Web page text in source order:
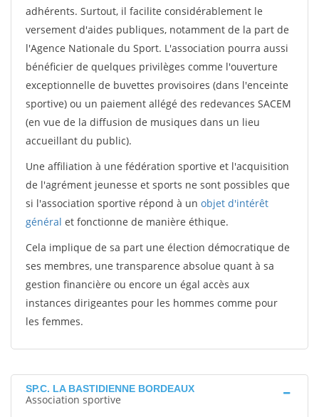
adhérents. Surtout, il facilite considérablement le
versement d'aides publiques, notamment de la part de
l'Agence Nationale du Sport. L'association pourra aussi
bénéficier de quelques privilèges comme l'ouverture
exceptionnelle de buvettes provisoires (dans l'enceinte
sportive) ou un paiement allégé des redevances SACEM
(en vue de la diffusion de musiques dans un lieu
accueillant du public).
Une affiliation à une fédération sportive et l'acquisition
de l'agrément jeunesse et sports ne sont possibles que
si l'association sportive répond à un objet d'intérêt
général et fonctionne de manière éthique.
Cela implique de sa part une élection démocratique de
ses membres, une transparence absolue quant à sa
gestion financière ou encore un égal accès aux
instances dirigeantes pour les hommes comme pour
les femmes.
SP.C. LA BASTIDIENNE BORDEAUX
Association sportive